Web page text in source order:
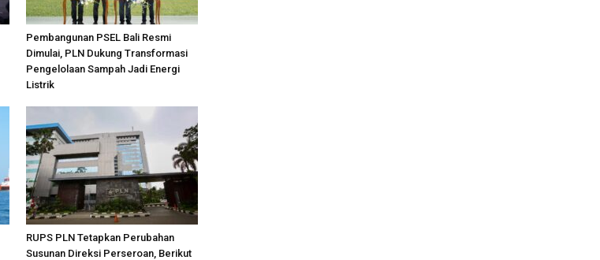
Pembangunan PSEL Bali Resmi
Dimulai, PLN Dukung Transformasi
Pengelolaan Sampah Jadi Energi
Listrik
RUPS PLN Tetapkan Perubahan
Susunan Direksi Perseroan, Berikut